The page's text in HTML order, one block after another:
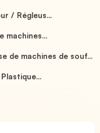
/ Régleus...
machines...
de machines de souf...